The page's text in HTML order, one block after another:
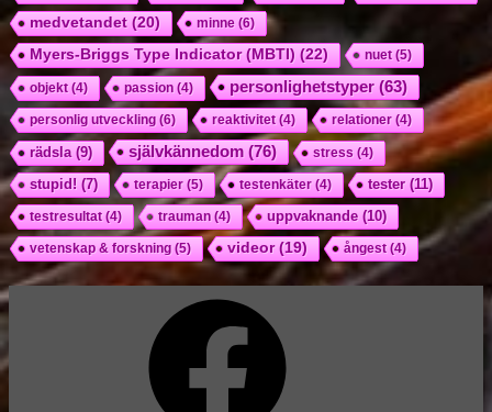
medvetandet(20) minne(6)
Myers-Briggs Type Indicator (MBTI) (22) nuet(5)
objekt(4) passion(4) personlighetstyper(63)
personlig utveckling(6) reaktivitet(4) relationer(4)
rädsla (9) självkännedom(76) stress(4)
stupid!(7) terapier(5) testenkäter(4) tester(11)
testresultat(4) trauman(4) uppvaknande(10)
vetenskap & forskning(5) videor(19) ångest(4)